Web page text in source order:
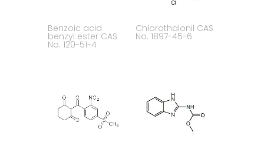
Benzoic acid
benzyl ester CAS
No. 120-51-4
Chlorothalonil CAS
No. 1897-45-6